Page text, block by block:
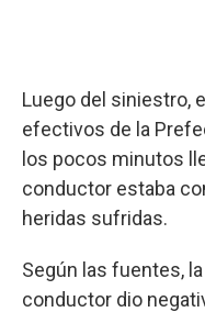
Luego del siniestro,
efectivos de la
los pocos minutos
conductor estaba
heridas sufridas.
Según las fuentes,
conductor dio